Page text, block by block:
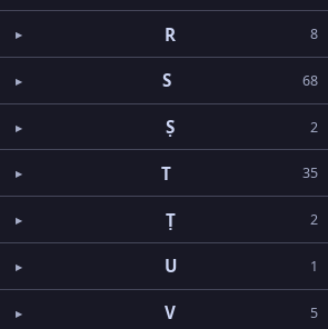
R 8
S 68
Ṣ 2
T 35
Ṭ 2
U 1
V 5